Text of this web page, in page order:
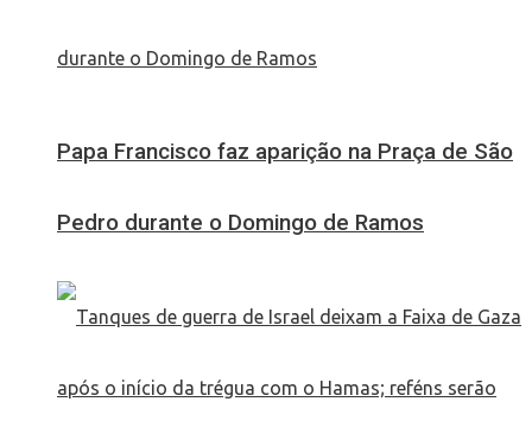
Papa Francisco faz aparição na Praça de São
Pedro durante o Domingo de Ramos